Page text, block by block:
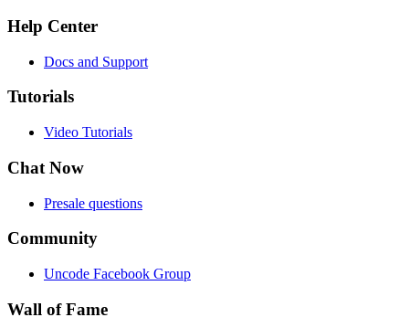
Help Center
Docs and Support
Tutorials
Video Tutorials
Chat Now
Presale questions
Community
Uncode Facebook Group
Wall of Fame